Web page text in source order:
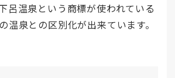
呂温泉という商標が使われている
温泉との区別化が出来ています。